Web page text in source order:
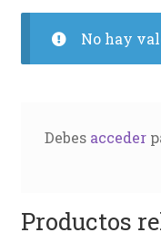
No hay
Debes acceder
Productos